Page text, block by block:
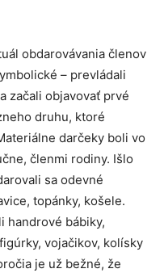
obdarovávania členov
– prevládali
začali objavovať prvé
druhu, ktoré
darčeky boli vo
členmi rodiny. Išlo
sa odevné
topánky, košele.
handrové bábiky,
vojačikov, kolísky
je už bežné, že